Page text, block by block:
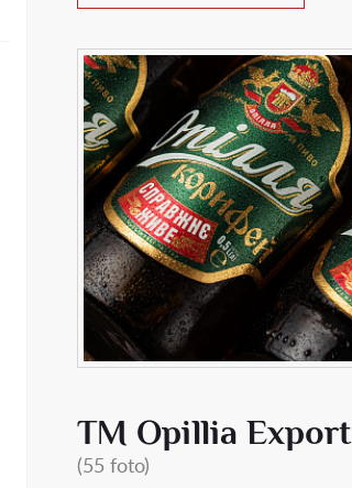
ТМ Opillia Export
(55 foto)